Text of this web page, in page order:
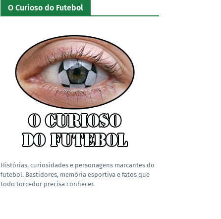
O Curioso do Futebol
Histórias, curiosidades e personagens marcantes do
futebol. Bastidores, memória esportiva e fatos que
todo torcedor precisa conhecer.